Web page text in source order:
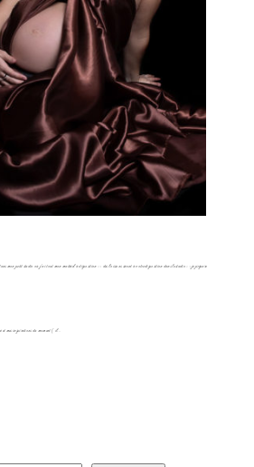
dans mon petit studio où j’ai tout mon matériel à disposition => des boissons seront à votre disposition dans le studio => je prépare
et mes inspirations du moment ( il…